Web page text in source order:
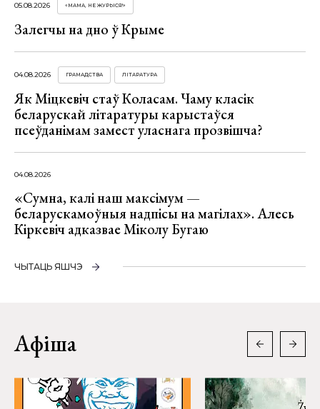
05.08.2026 «МАМА, НЕ ЖУРЫСЯ!»
Залегчы на дно ў Крыме
04.08.2026 ГРАМАДСТВА ЛІТАРАТУРА
Як Міцкевіч стаў Коласам. Чаму класік
беларускай літаратуры карыстаўся
псеўданімам замест уласнага прозвішча?
04.08.2026
«Сумна, калі наш максімум —
беларускамоўныя надпісы на магілах». Алесь
Кіркевіч адказвае Міколу Бугаю
ЧЫТАЦЬ ЯШЧЭ
Афіша